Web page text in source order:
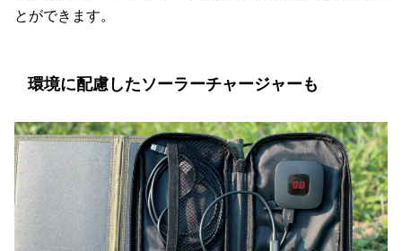
とができます。
環境に配慮したソーラーチャージャーも